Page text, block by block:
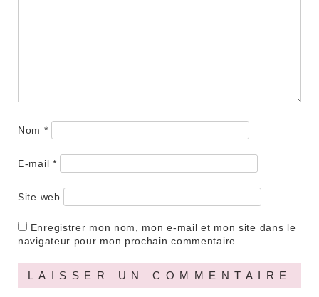
Nom *
E-mail *
Site web
Enregistrer mon nom, mon e-mail et mon site dans le
navigateur pour mon prochain commentaire.